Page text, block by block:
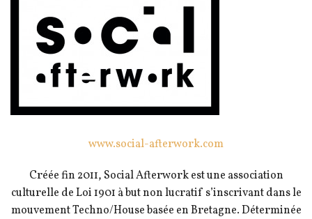
www.social-afterwork.com
Créée fin 2011, Social Afterwork est une association
culturelle de Loi 1901 à but non lucratif s’inscrivant dans le
mouvement Techno/House basée en Bretagne. Déterminée